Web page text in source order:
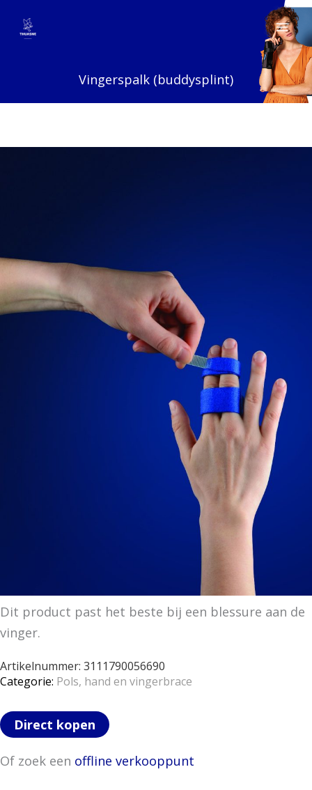
naar
Vingerspalk (buddysplint)
Dit product past het beste bij een blessure aan de
vinger.
Artikelnummer: 3111790056690
Categorie: Pols, hand en vingerbrace
Direct kopen
Of zoek een offline verkooppunt